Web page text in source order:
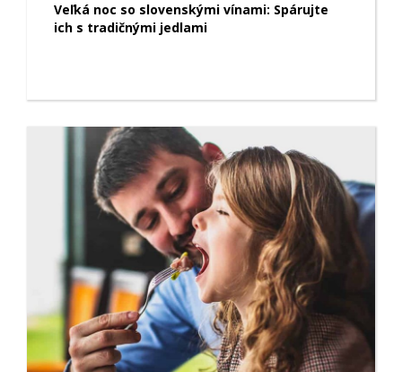
Veľká noc so slovenskými vínami: Spárujte
ich s tradičnými jedlami